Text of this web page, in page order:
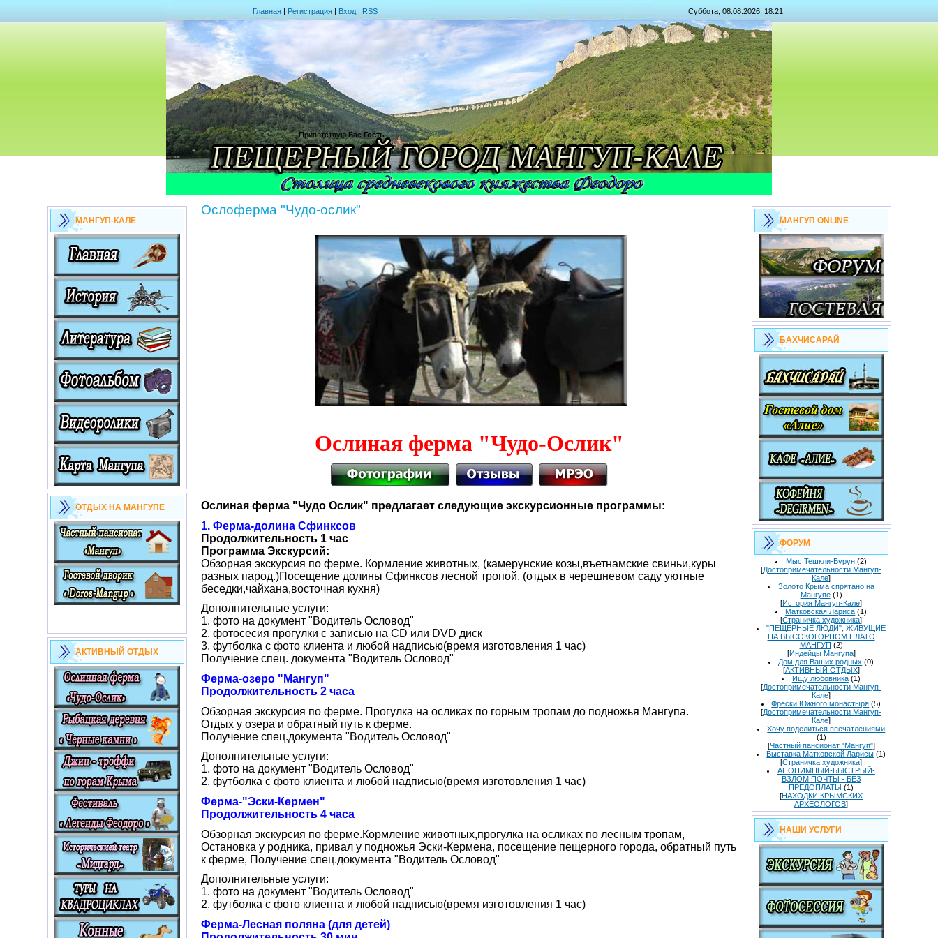
Главная | Регистрация | Вход | RSS Суббота, 08.08.2026, 18:21
Приветствую Вас Гость
МАНГУП-КАЛЕ
ОТДЫХ НА МАНГУПЕ
АКТИВНЫЙ ОТДЫХ
Ослоферма "Чудо-ослик"
Ослиная ферма "Чудо-Ослик"
Ослиная ферма "Чудо Ослик" предлагает следующие экскурсионные программы:
1. Ферма-долина Сфинксов
Продолжительность 1 час
Программа Экскурсий:
Обзорная экскурсия по ферме. Кормление животных, (камерунские козы,въетнамские свиньи,куры
разных парод.)Посещение долины Сфинксов лесной тропой, (отдых в черешневом саду уютные
беседки,чайхана,восточная кухня)
Дополнительные услуги:
1. фото на документ "Водитель Ословод"
2. фотосесия прогулки с записью на CD или DVD диск
3. футболка с фото клиента и любой надписью(время изготовления 1 час)
Получение спец. документа "Водитель Ословод"
Ферма-озеро "Мангуп"
Продолжительность 2 часа
Обзорная экскурсия по ферме. Прогулка на осликах по горным тропам до подножья Мангупа.
Отдых у озера и обратный путь к ферме.
Получение спец.документа "Водитель Ословод"
Дополнительные услуги:
1. фото на документ "Водитель Ословод"
2. футболка с фото клиента и любой надписью(время изготовления 1 час)
Ферма-"Эски-Кермен"
Продолжительность 4 часа
Обзорная экскурсия по ферме.Кормление животных,прогулка на осликах по лесным тропам,
Остановка у родника, привал у подножья Эски-Кермена, посещение пещерного города, обратный путь
к ферме, Получение спец.документа "Водитель Ословод"
Дополнительные услуги:
1. фото на документ "Водитель Ословод"
2. футболка с фото клиента и любой надписью(время изготовления 1 час)
Ферма-Лесная поляна (для детей)
МАНГУП ONLINE
БАХЧИСАРАЙ
ФОРУМ
Мыс Тешкли-Бурун (2)
[Достопримечательности Мангуп-
Кале]
Золото Крыма спрятано на
Мангупе (1)
[История Мангуп-Кале]
Матковская Лариса (1)
[Страничка художника]
"ПЕЩЕРНЫЕ ЛЮДИ", ЖИВУЩИЕ
НА ВЫСОКОГОРНОМ ПЛАТО
МАНГУП (2)
[Индейцы Мангупа]
Дом для Ваших родных (0)
[АКТИВНЫЙ ОТДЫХ]
Ищу любовника (1)
[Достопримечательности Мангуп-
Кале]
Фрески Южного монастыря (5)
[Достопримечательности Мангуп-
Кале]
Хочу поделиться впечатлениями
(1)
[Частный пансионат "Мангуп"]
Выставка Матковской Ларисы (1)
[Страничка художника]
АНОНИМНЫЙ-БЫСТРЫЙ-
ВЗЛОМ ПОЧТЫ - БЕЗ
ПРЕДОПЛАТЫ (1)
[НАХОДКИ КРЫМСКИХ
АРХЕОЛОГОВ]
НАШИ УСЛУГИ